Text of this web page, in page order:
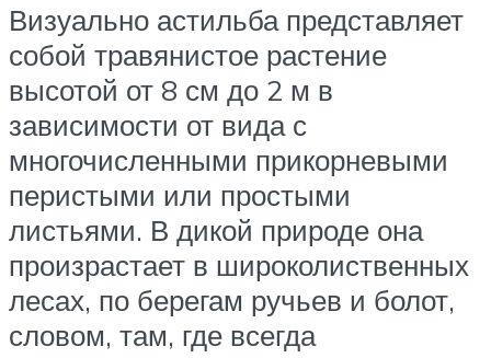
Визуально астильба представляет
собой травянистое растение
высотой от 8 см до 2 м в
зависимости от вида с
многочисленными прикорневыми
перистыми или простыми
листьями. В дикой природе она
произрастает в широколиственных
лесах, по берегам ручьев и болот,
словом, там, где всегда